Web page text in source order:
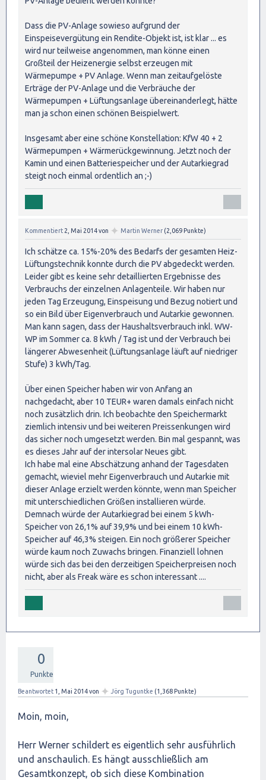
Dass die PV-Anlage sowieso aufgrund der
Einspeisevergütung ein Rendite-Objekt ist, ist klar ... es
wird nur teilweise angenommen, man könne einen
Großteil der Heizenergie selbst erzeugen mit
Wärmepumpe + PV Anlage. Wenn man zeitaufgelöste
Erträge der PV-Anlage und die Verbräuche der
Wärmepumpen + Lüftungsanlage übereinanderlegt, hätte
man ja schon einen schönen Beispielwert.
Insgesamt aber eine schöne Konstellation: KfW 40 + 2
Wärmepumpen + Wärmerückgewinnung. Jetzt noch der
Kamin und einen Batteriespeicher und der Autarkiegrad
steigt noch einmal ordentlich an ;-)
Kommentiert 2, Mai 2014von ✦ Martin Werner (2,069 Punkte)
Ich schätze ca. 15%-20% des Bedarfs der gesamten Heiz-
Lüftungstechnik konnte durch die PV abgedeckt werden.
Leider gibt es keine sehr detaillierten Ergebnisse des
Verbrauchs der einzelnen Anlagenteile. Wir haben nur
jeden Tag Erzeugung, Einspeisung und Bezug notiert und
so ein Bild über Eigenverbrauch und Autarkie gewonnen.
Man kann sagen, dass der Haushaltsverbrauch inkl. WW-
WP im Sommer ca. 8 kWh / Tag ist und der Verbrauch bei
längerer Abwesenheit (Lüftungsanlage läuft auf niedriger
Stufe) 3 kWh/Tag.
Über einen Speicher haben wir von Anfang an
nachgedacht, aber 10 TEUR+ waren damals einfach nicht
noch zusätzlich drin. Ich beobachte den Speichermarkt
ziemlich intensiv und bei weiteren Preissenkungen wird
das sicher noch umgesetzt werden. Bin mal gespannt, was
es dieses Jahr auf der intersolar Neues gibt.
Ich habe mal eine Abschätzung anhand der Tagesdaten
gemacht, wieviel mehr Eigenverbrauch und Autarkie mit
dieser Anlage erzielt werden könnte, wenn man Speicher
mit unterschiedlichen Größen installieren würde.
Demnach würde der Autarkiegrad bei einem 5 kWh-
Speicher von 26,1% auf 39,9% und bei einem 10 kWh-
Speicher auf 46,3% steigen. Ein noch größerer Speicher
würde kaum noch Zuwachs bringen. Finanziell lohnen
würde sich das bei den derzeitigen Speicherpreisen noch
nicht, aber als Freak wäre es schon interessant ....
0
Punkte
Beantwortet 1, Mai 2014von ✦ Jörg Tuguntke (1,368 Punkte)
Moin, moin,
Herr Werner schildert es eigentlich sehr ausführlich
und anschaulich. Es hängt ausschließlich am
Gesamtkonzept, ob sich diese Kombination